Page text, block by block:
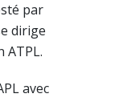
par
dirige
ATPL.
avec